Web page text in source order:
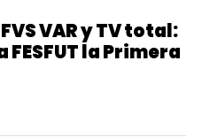
VAR y TV total:
la Primera